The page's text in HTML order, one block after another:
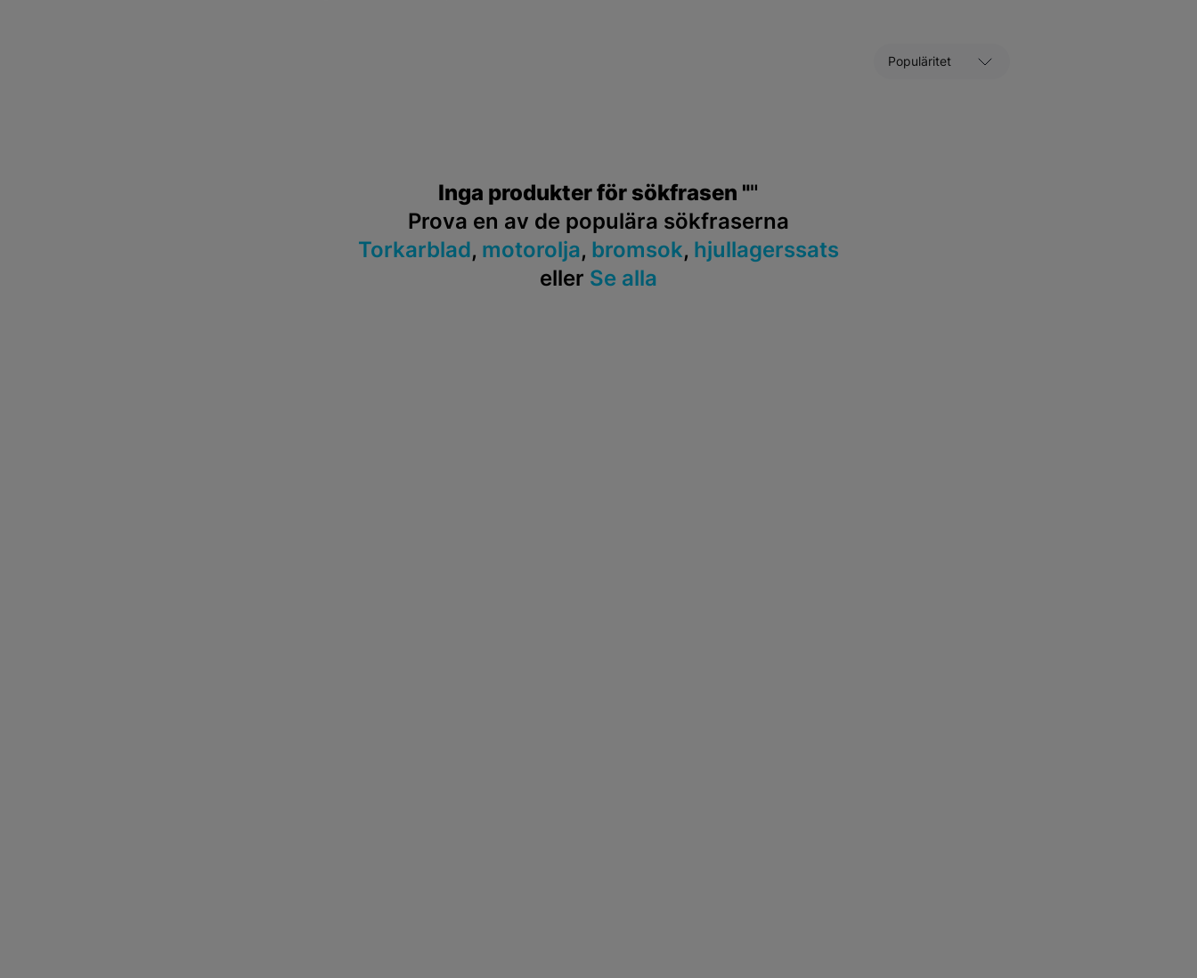
Sortera efter
Inga produkter för sökfrasen ""
Prova en av de populära sökfraserna
Torkarblad, motorolja, bromsok, hjullagerssats
eller Se alla